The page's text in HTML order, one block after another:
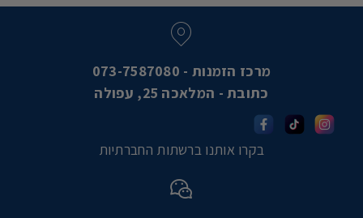
מרכז הזמנות - 073-7587080
כתובת - המלאכה 25, עפולה
בקרו אותנו ברשתות החברתיות